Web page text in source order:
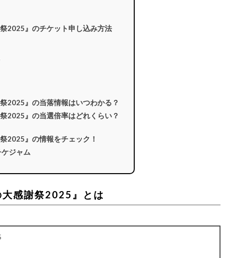
2025』のチケット申し込み方法
2025』の当落情報はいつわかる？
2025』の当選倍率はどれくらい？
2025』の情報をチェック！
ジャム
大感謝祭2025』とは